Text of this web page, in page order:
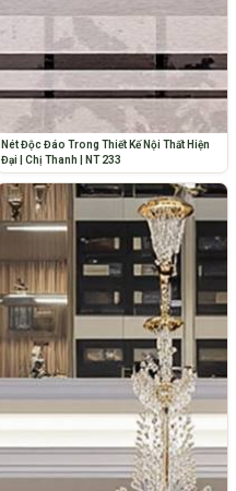
Nét Độc Đáo Trong Thiết Kế Nội Thất Hiện
Đại | Chị Thanh | NT 233